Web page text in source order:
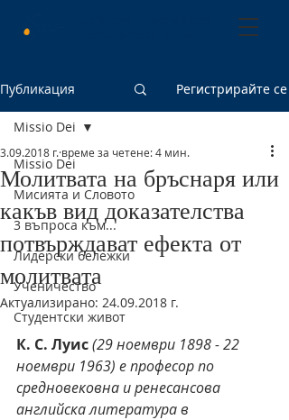
Публикация Регистрирайте се
Missio Dei
Мисията и Словото
3 въпроса към...
Лидерски бележки
Ученичество
Студентски живот
Missio Dei
Молитвата на бръснаря или
какъв вид доказателства
потвърждават ефекта от
молитвата
3.09.2018 г. време за четене: 4 мин.
Актуализирано: 24.09.2018 г.
К. С. Луис (29 ноември 1898 - 22
ноември 1963) е професор по
средновековна и ренесансова
английска литература в